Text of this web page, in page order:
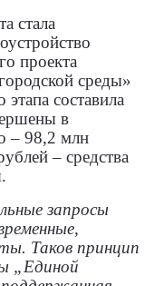
стала
проекта
среды»
составила
в
– 98,2 млн
– средства
запросы
Таков принцип
„Единой